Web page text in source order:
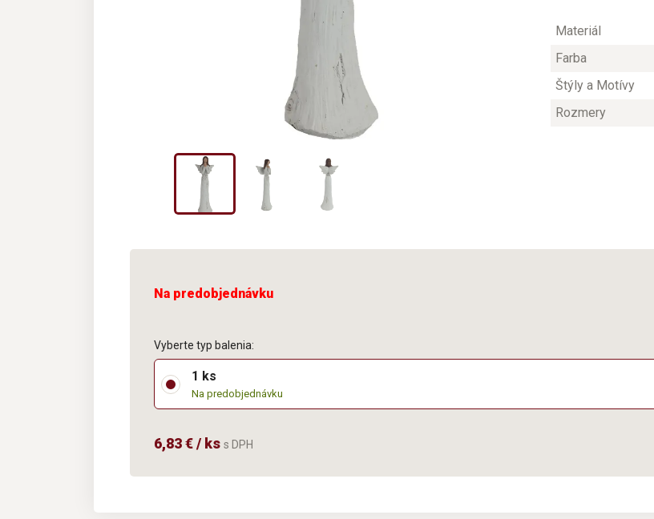
Materiál
Farba
Štýly a Motívy
Rozmery
Na predobjednávku
Vyberte typ balenia:
1 ks
Na predobjednávku
6,83 € / ks s DPH